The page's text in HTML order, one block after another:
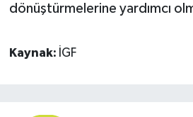
dönüştürmelerine yardımcı
Kaynak: İGF